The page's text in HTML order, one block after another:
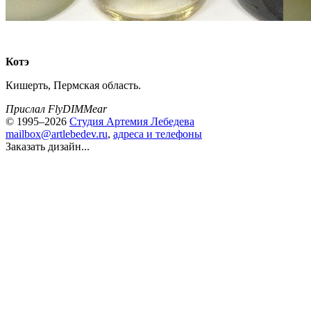
Котэ
Кишерть, Пермская область.
Прислал FlyDIMMear
© 1995–2026 Студия Артемия Лебедева
mailbox@artlebedev.ru, адреса и телефоны
Заказать дизайн...